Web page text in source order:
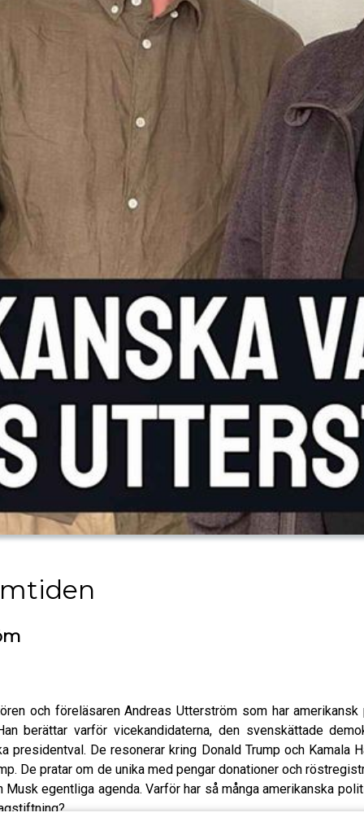
och föreläsaren Andreas Utterström som har
berättar varför vicekandidaterna, den svenskättade
De resonerar kring Donald Trump och Kamala
De pratar om de unika med pengar donationer och
egentliga agenda. Varför har så många amerikanska